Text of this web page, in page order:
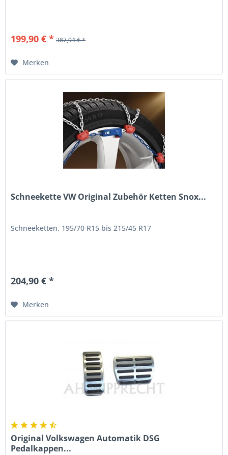
199,90 € * 387,94 € *
Merken
Schneekette VW Original Zubehör Ketten Snox...
Schneeketten, 195/70 R15 bis 215/45 R17
204,90 € *
Merken
Original Volkswagen Automatik DSG
Pedalkappen...